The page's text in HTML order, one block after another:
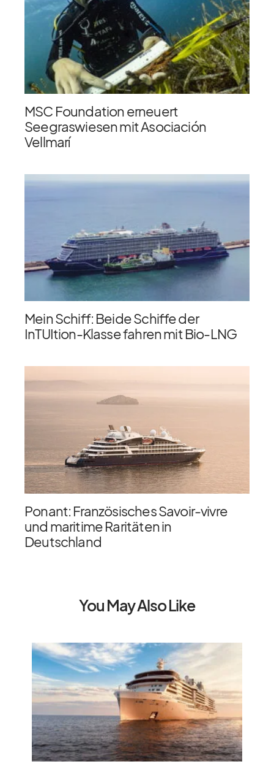
MSC Foundation erneuert
Seegraswiesen mit Asociación
Vellmarí
Mein Schiff: Beide Schiffe der
InTUItion-Klasse fahren mit Bio-LNG
Ponant: Französisches Savoir-vivre
und maritime Raritäten in
Deutschland
You May Also Like